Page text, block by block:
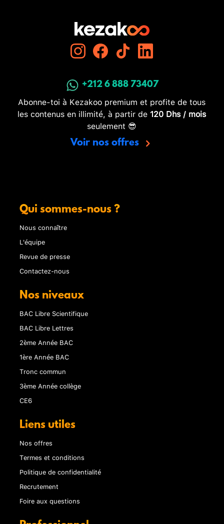
+212 6 888 73407
Abonne-toi à Kezakoo premium et profite de tous
les contenus en illimité, à partir de 120 Dhs / mois
seulement 😎
Voir nos offres
Qui sommes-nous ?
Nous connaître
L'équipe
Revue de presse
Contactez-nous
Nos niveaux
BAC Libre Scientifique
BAC Libre Lettres
2ème Année BAC
1ère Année BAC
Tronc commun
3ème Année collège
CE6
Liens utiles
Nos offres
Termes et conditions
Politique de confidentialité
Recrutement
Foire aux questions